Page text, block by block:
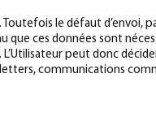
le défaut
ces données sont
peut donc
communications